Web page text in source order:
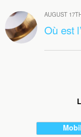
AUGUST
Où est